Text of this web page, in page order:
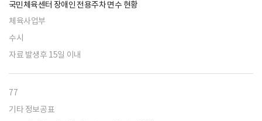
국민체육센터 장애인 전용주차 면수 현황
체육사업부
수시
자료 발생후 15일 이내
77
기타 정보공표